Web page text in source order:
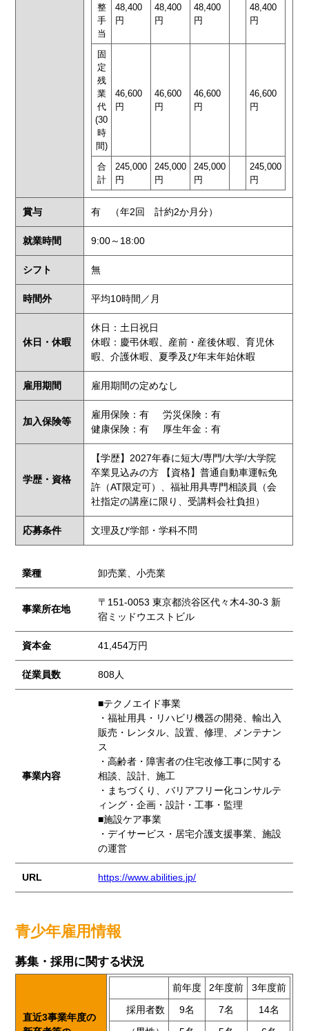
整
手
当
48,400
円
48,400
円
48,400
円
48,400
円
固
定
残
業
代
(30
時
間)
46,600
円
46,600
円
46,600
円
46,600
円
合
計
245,000
円
245,000
円
245,000
円
245,000
円
賞与 有 （年2回 計約2か月分）
就業時間 9:00～18:00
シフト 無
時間外 平均10時間／月
休日・休暇
休日：土日祝日
休暇：慶弔休暇、産前・産後休暇、育児休
暇、介護休暇、夏季及び年末年始休暇
雇用期間 雇用期間の定めなし
加入保険等
雇用保険：有
労災保険：有
健康保険：有
厚生年金：有
学歴・資格
【学歴】2027年春に短大/専門/大学/大学院
卒業見込みの方 【資格】普通自動車運転免
許（AT限定可）、福祉用具専門相談員（会
社指定の講座に限り、受講料会社負担）
応募条件 文理及び学部・学科不問
業種 卸売業、小売業
事業所在地
〒151-0053 東京都渋谷区代々木4-30-3 新
宿ミッドウエストビル
資本金 41,454万円
従業員数 808人
事業内容
■テクノエイド事業
・福祉用具・リハビリ機器の開発、輸出入
販売・レンタル、設置、修理、メンテナン
ス
・高齢者・障害者の住宅改修工事に関する
相談、設計、施工
・まちづくり、バリアフリー化コンサルテ
ィング・企画・設計・工事・監理
■施設ケア事業
・デイサービス・居宅介護支援事業、施設
の運営
URL https://www.abilities.jp/
青少年雇用情報
募集・採用に関する状況
直近3事業年度の
前年度 2年度前
3年度前
採用者数
9名 7名
14名